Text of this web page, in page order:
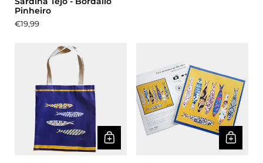
Pinheiro
Precio:
€19,99